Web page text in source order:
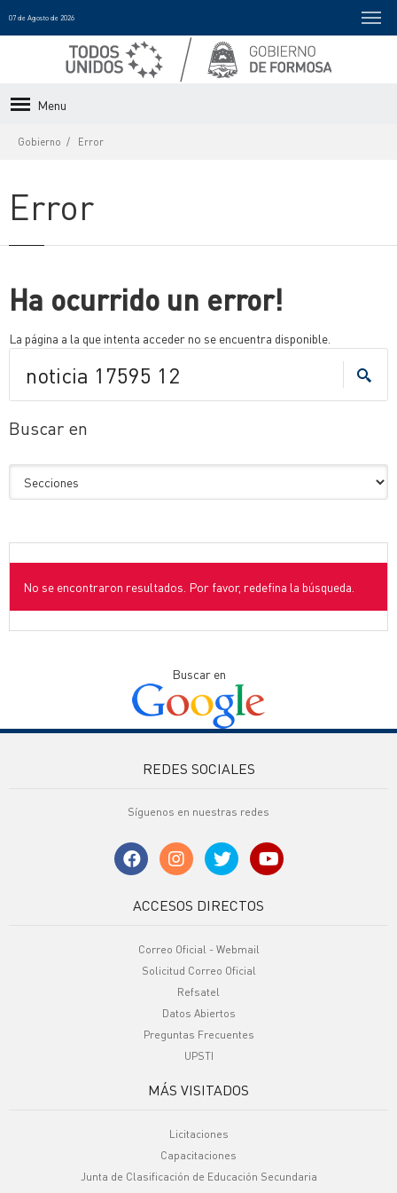
07 de Agosto de 2026
Menu
Gobierno Error
Error
Ha ocurrido un error!
La página a la que intenta acceder no se encuentra disponible.
Buscar en
No se encontraron resultados. Por favor, redefina la búsqueda.
Buscar en
REDES SOCIALES
Síguenos en nuestras redes
ACCESOS DIRECTOS
Correo Oficial - Webmail
Solicitud Correo Oficial
Refsatel
Datos Abiertos
Preguntas Frecuentes
UPSTI
MÁS VISITADOS
Licitaciones
Capacitaciones
Junta de Clasificación de Educación Secundaria